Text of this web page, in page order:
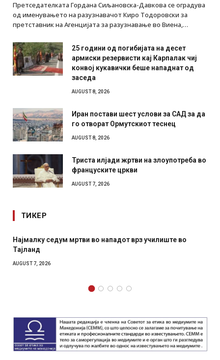
Претседателката Гордана Сиљановска-Давкова се оградува
од именувањето на разузнавачот Киро Тодоровски за
претставник на Агенцијата за разузнавање во Виена,…
25 години од погибијата на десет
армиски резервисти кај Карпалак чиј
конвој кукавички беше нападнат од
заседа
AUGUST 8, 2026
Иран постави шест услови за САД за да
го отворат Ормутскиот теснец
AUGUST 8, 2026
Триста илјади жртви на злоупотреба во
француските цркви
AUGUST 7, 2026
ТИКЕР
СОЗИС: Украинците повеќе им веруваат на генералите
отколку на Зеленски
AUGUST 7, 2026